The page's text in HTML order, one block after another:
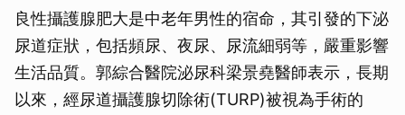
良性攝護腺肥大是中老年男性的宿命，其引發的下泌
尿道症狀，包括頻尿、夜尿、尿流細弱等，嚴重影響
生活品質。郭綜合醫院泌尿科梁景堯醫師表示，長期
以來，經尿道攝護腺切除術(TURP)被視為手術的